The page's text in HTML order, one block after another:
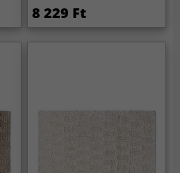
8 229 Ft